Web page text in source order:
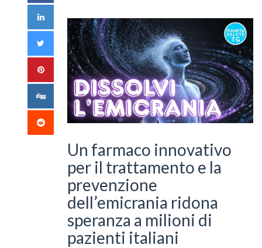
Un farmaco innovativo
per il trattamento e la
prevenzione
dell’emicrania ridona
speranza a milioni di
pazienti italiani